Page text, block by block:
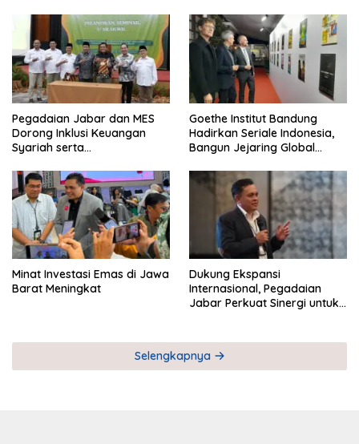
Pegadaian Jabar dan MES
Dorong Inklusi Keuangan
Syariah serta
Goethe Institut Bandung
Hadirkan Seriale Indonesia,
Bangun Jejaring Global
Minat Investasi Emas di Jawa
Barat Meningkat
Dukung Ekspansi
Internasional, Pegadaian
Jabar Perkuat Sinergi untuk
Selengkapnya